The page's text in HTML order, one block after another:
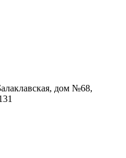
дом №68,